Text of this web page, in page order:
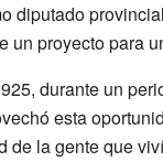
diputado
un proyecto para
durante un
esta
de la gente que